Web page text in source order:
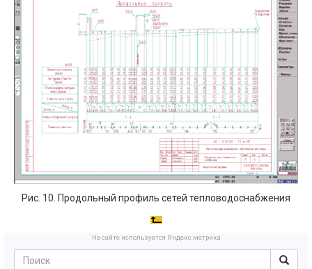
Рис. 10. Продольный профиль сетей тепловодоснабжения
На сайте используется Яндекс метрика